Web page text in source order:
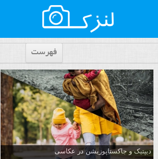
فهرست
دیپتیک و جاکستا‌پوزیشن در عکاسی